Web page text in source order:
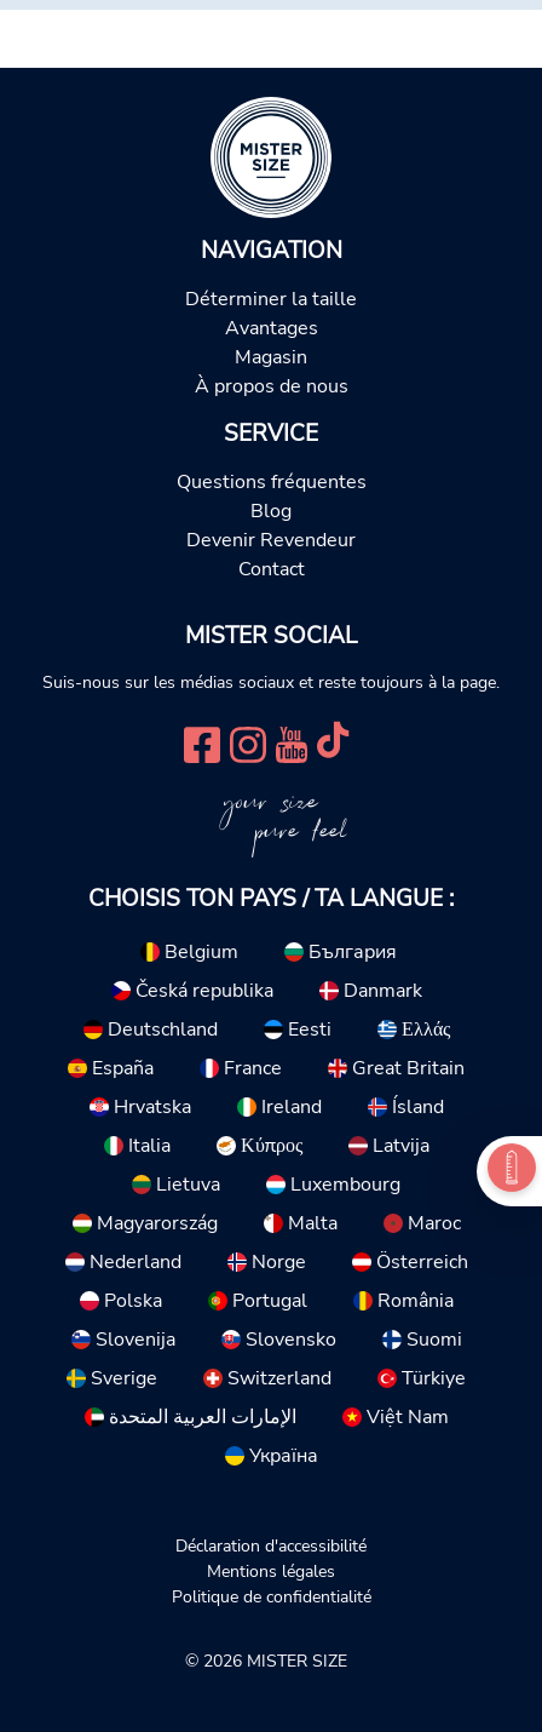
NAVIGATION
Déterminer la taille
Avantages
Magasin
À propos de nous
SERVICE
Questions fréquentes
Blog
Devenir Revendeur
Contact
MISTER SOCIAL
Suis-nous sur les médias sociaux et reste toujours à la page.
your size
pure feel
CHOISIS TON PAYS / TA LANGUE :
Belgium
България
Česká republika
Danmark
Deutschland
Eesti
Ελλάς
España
France
Great Britain
Hrvatska
Ireland
Ísland
Italia
Κύπρος
Latvija
Lietuva
Luxembourg
Magyarország
Malta
Maroc
Nederland
Norge
Österreich
Polska
Portugal
România
Slovenija
Slovensko
Suomi
Sverige
Switzerland
Türkiye
الإمارات العربية المتحدة
Việt Nam
Україна
Déclaration d'accessibilité
Mentions légales
Politique de confidentialité
© 2026 MISTER SIZE